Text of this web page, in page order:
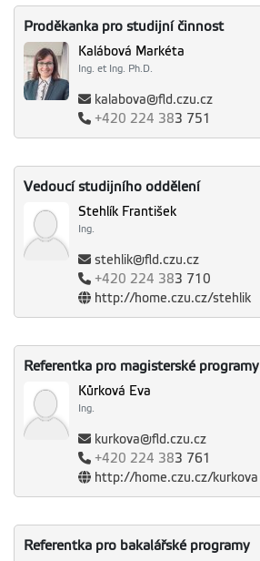
Proděkanka pro studijní činnost
Kalábová Markéta
Ing. et Ing. Ph.D.
kalabova@fld.czu.cz
+420 224 383 751
Vedoucí studijního oddělení
Stehlík František
Ing.
stehlik@fld.czu.cz
+420 224 383 710
http://home.czu.cz/stehlik
Referentka pro magisterské programy
Kůrková Eva
Ing.
kurkova@fld.czu.cz
+420 224 383 761
http://home.czu.cz/kurkova
Referentka pro bakalářské programy